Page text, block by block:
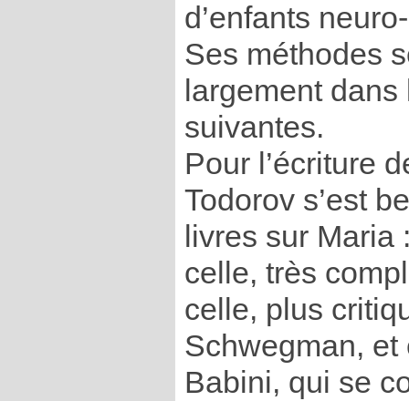
d’enfants
Ses méthodes
largement
suivantes.
Pour l’écriture
Todorov s’est
livres sur
celle, très
celle, plus
Schwegman,
Babini, qui se